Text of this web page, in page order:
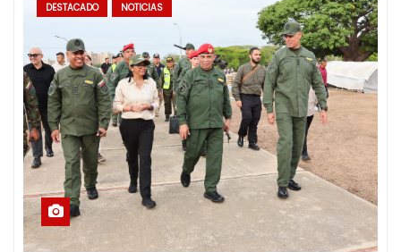
DESTACADO NOTICIAS